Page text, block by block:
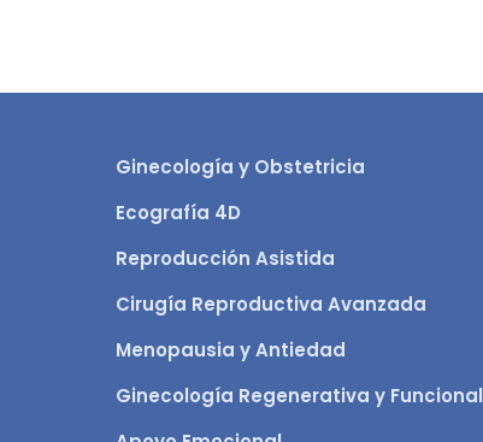
Ginecología y Obstetricia
Ecografía 4D
Reproducción Asistida
Cirugía Reproductiva Avanzada
Menopausia y Antiedad
Ginecología Regenerativa y Funcional